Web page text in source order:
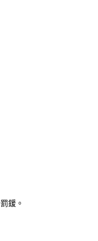
鍰 。